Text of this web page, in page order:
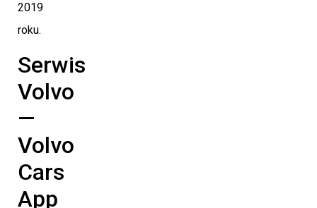
2019
roku.
Serwis
Volvo
—
Volvo
Cars
App